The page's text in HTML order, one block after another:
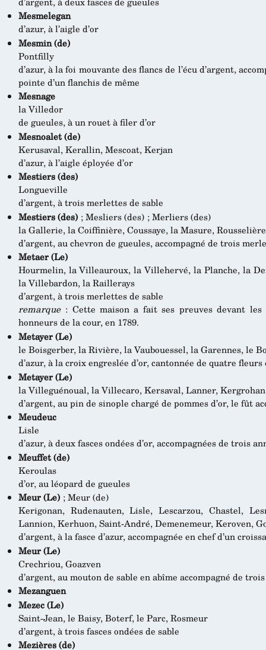
Mesmelegan
d’azur, à l’aigle d’or
Mesmin (de)
Pontfilly
d’azur, à la foi mouvante des flancs de l’écu d’argent,
pointe d’un flanchis de même
Mesnage
la Villedor
de gueules, à un rouet à filer d’or
Mesnoalet (de)
Kerusaval, Kerallin, Mescoat, Kerjan
d’azur, à l’aigle éployée d’or
Mestiers (des)
Longueville
d’argent, à trois merlettes de sable
Mestiers (des); Mesliers (des) ; Merliers (des)
la Gallerie, la Coiffinière, Coussaye, la Masure, Rousselière
d’argent, au chevron de gueules, accompagné de trois
Metaer (Le)
Hourmelin, la Villeauroux, la Villehervé, la Planche, la
la Villebardon, la Raillerays
d’argent, à trois merlettes de sable
remarque: Cette maison a fait ses preuves devant
honneurs de la cour, en 1789.
Metayer (Le)
le Boisgerber, la Rivière, la Vaubouessel, la Garennes, le
d’azur, à la croix engreslée d’or, cantonnée de quatre fleurs
Metayer (Le)
la Villeguénoual, la Villecaro, Kersaval, Lanner,
d’argent, au pin de sinople chargé de pommes d’or, le fût
Meudeuc
Lisle
d’azur, à deux fasces ondées d’or, accompagnées de trois
Meuffet (de)
Keroulas
d’or, au léopard de gueules
Meur (Le); Meur (de)
Kerigonan, Rudenauten, Lisle, Lescarzou, Chastel,
Lannion, Kerhuon, Saint-André, Demenemeur, Keroven,
d’argent, à la fasce d’azur, accompagnée en chef d’un
Meur (Le)
Crechriou, Goazven
d’argent, au mouton de sable en abîme accompagné de
Mezanguen
Mezec (Le)
Saint-Jean, le Baisy, Boterf, le Parc, Rosmeur
d’argent, à trois fasces ondées de sable
Mezières (de)